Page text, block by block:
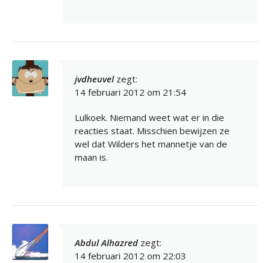
jvdheuvel zegt:
14 februari 2012 om 21:54
Lulkoek. Niemand weet wat er in die
reacties staat. Misschien bewijzen ze
wel dat Wilders het mannetje van de
maan is.
Abdul Alhazred zegt:
14 februari 2012 om 22:03